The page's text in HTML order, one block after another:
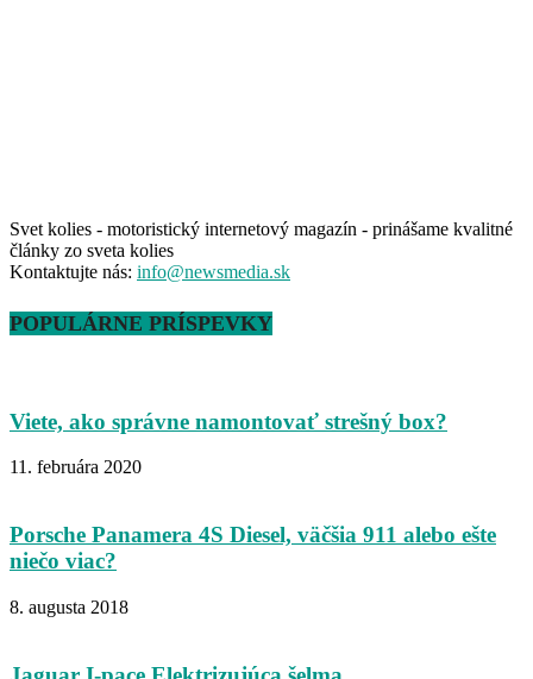
Svet kolies - motoristický internetový magazín - prinášame kvalitné
články zo sveta kolies
Kontaktujte nás: info@newsmedia.sk
POPULÁRNE PRÍSPEVKY
Viete, ako správne namontovať strešný box?
11. februára 2020
Porsche Panamera 4S Diesel, väčšia 911 alebo ešte
niečo viac?
8. augusta 2018